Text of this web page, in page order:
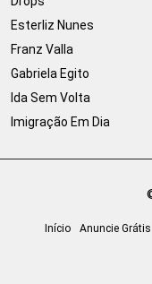
Esterliz Nunes
Franz Valla
Gabriela Egito
Ida Sem Volta
Imigração Em Dia
Início Anuncie Grátis